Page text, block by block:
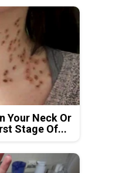
Your Neck Or
Stage Of...